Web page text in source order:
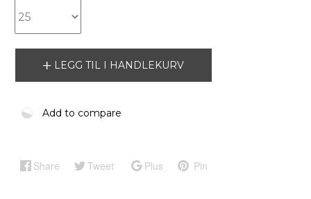
LEGG TIL I HANDLEKURV
Add to compare
Share Tweet Plus Pin